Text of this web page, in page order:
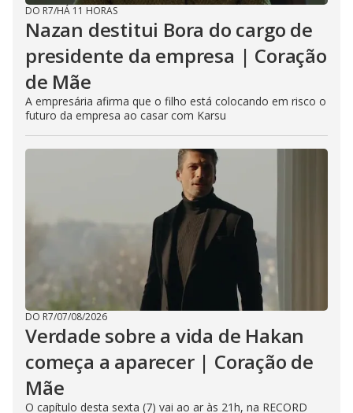
DO R7/HÁ 11 HORAS
Nazan destitui Bora do cargo de
presidente da empresa | Coração
de Mãe
A empresária afirma que o filho está colocando em risco o
futuro da empresa ao casar com Karsu
DO R7/07/08/2026
Verdade sobre a vida de Hakan
começa a aparecer | Coração de
Mãe
O capítulo desta sexta (7) vai ao ar às 21h, na RECORD